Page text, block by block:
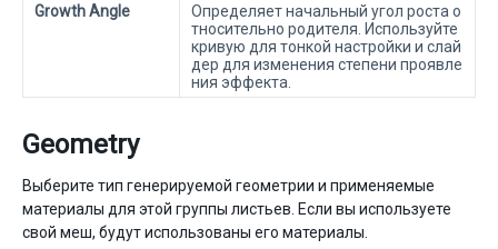
Growth Angle
Определяет начальный угол роста о
тносительно родителя. Используйте
кривую для тонкой настройки и слай
дер для изменения степени проявле
ния эффекта.
Geometry
Выберите тип генерируемой геометрии и применяемые
материалы для этой группы листьев. Если вы используете
свой меш, будут использованы его материалы.